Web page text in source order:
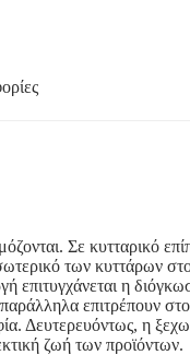
Σε κυτταρικό
των κυττάρων
η
επιτρέπουν
Δευτερευόντως, η
ζωή των προϊόντων.